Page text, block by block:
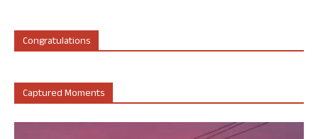
Congratulations
Captured Moments